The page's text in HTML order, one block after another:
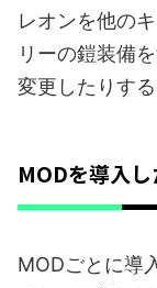
レオンを他の
リーの鎧装備
変更したりす
MODを導入
MODごとに導